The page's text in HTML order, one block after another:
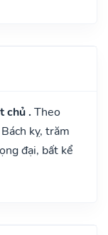
chủ . Theo
kỵ, trăm
đại, bất kể